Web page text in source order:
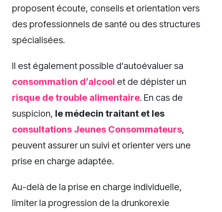
proposent écoute, conseils et orientation vers
des professionnels de santé ou des structures
spécialisées.
Il est également possible d’autoévaluer sa
consommation d’alcool et de dépister un
risque de trouble alimentaire. En cas de
suspicion, le médecin traitant et les
consultations Jeunes Consommateurs,
peuvent assurer un suivi et orienter vers une
prise en charge adaptée.
Au-delà de la prise en charge individuelle,
limiter la progression de la drunkorexie